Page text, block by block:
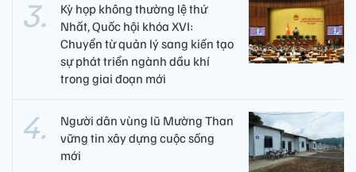
Kỳ họp không thường lệ thứ
Nhất, Quốc hội khóa XVI:
Chuyển từ quản lý sang kiến tạo
sự phát triển ngành dầu khí
trong giai đoạn mới
Người dân vùng lũ Mường Than
vững tin xây dựng cuộc sống
mới